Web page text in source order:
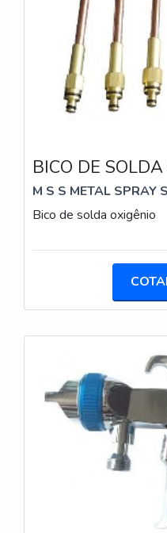
BICO DE
M S S METAL SPRAY
Bico de solda oxigênio